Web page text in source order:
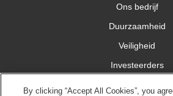
Ons bedrijf
Duurzaamheid
Veiligheid
Investeerders
By clicking “Accept All Cookies”, you